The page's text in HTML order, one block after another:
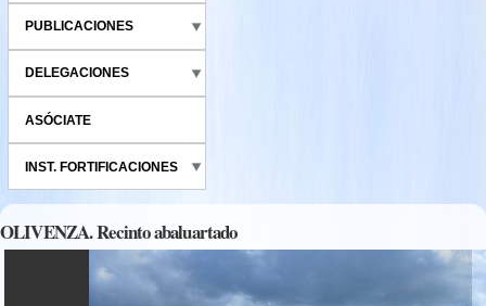
PUBLICACIONES
DELEGACIONES
ASÓCIATE
INST. FORTIFICACIONES
OLIVENZA. Recinto abaluartado